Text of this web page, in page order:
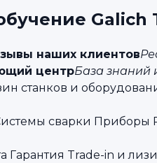
Galich
наших клиентов
центрБаза знаний
сварки Приборы
Гарантия Trade-in и